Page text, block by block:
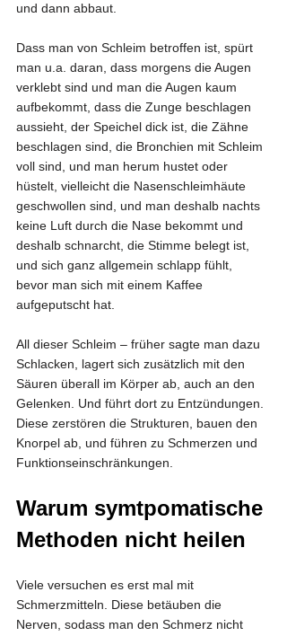
und dann abbaut.
Dass man von Schleim betroffen ist, spürt
man u.a. daran, dass morgens die Augen
verklebt sind und man die Augen kaum
aufbekommt, dass die Zunge beschlagen
aussieht, der Speichel dick ist, die Zähne
beschlagen sind, die Bronchien mit Schleim
voll sind, und man herum hustet oder
hüstelt, vielleicht die Nasenschleimhäute
geschwollen sind, und man deshalb nachts
keine Luft durch die Nase bekommt und
deshalb schnarcht, die Stimme belegt ist,
und sich ganz allgemein schlapp fühlt,
bevor man sich mit einem Kaffee
aufgeputscht hat.
All dieser Schleim – früher sagte man dazu
Schlacken, lagert sich zusätzlich mit den
Säuren überall im Körper ab, auch an den
Gelenken. Und führt dort zu Entzündungen.
Diese zerstören die Strukturen, bauen den
Knorpel ab, und führen zu Schmerzen und
Funktionseinschränkungen.
Warum symtpomatische
Methoden nicht heilen
Viele versuchen es erst mal mit
Schmerzmitteln. Diese betäuben die
Nerven, sodass man den Schmerz nicht